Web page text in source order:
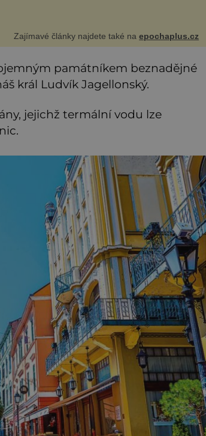
Zajímavé články najdete také naepochaplus.cz
památníkem beznadějné
král Ludvík Jagellonský.
jejichž termální vodu lze